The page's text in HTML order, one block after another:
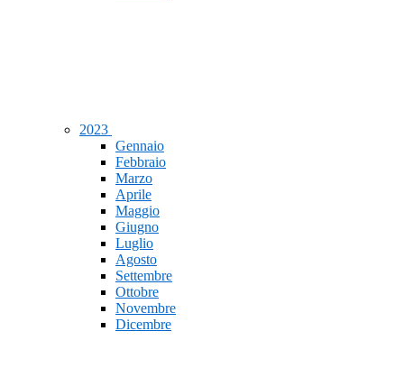
2023
Gennaio
Febbraio
Marzo
Aprile
Maggio
Giugno
Luglio
Agosto
Settembre
Ottobre
Novembre
Dicembre